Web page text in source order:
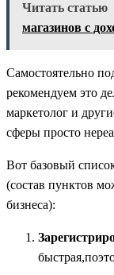
Читать статью
магазинов с
Самостоятельно
рекомендуем это
маркетолог и
сферы просто
Вот базовый
(состав пунктов
бизнеса):